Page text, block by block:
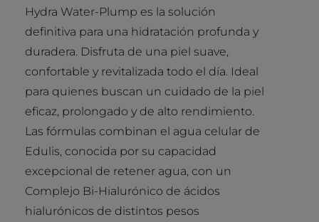
Hydra Water-Plump es la solución
definitiva para una hidratación profunda y
duradera. Disfruta de una piel suave,
confortable y revitalizada todo el día. Ideal
para quienes buscan un cuidado de la piel
eficaz, prolongado y de alto rendimiento.
Las fórmulas combinan el agua celular de
Edulis, conocida por su capacidad
excepcional de retener agua, con un
Complejo Bi-Hialurónico de ácidos
hialurónicos de distintos pesos